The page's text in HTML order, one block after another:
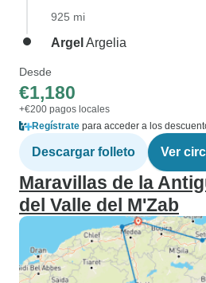
925 mi
Argel Argelia
Desde
€1,180
+€200 pagos locales
Regístrate para acceder a los
Descargar folleto Ver
Maravillas de la
del Valle del M'Zab